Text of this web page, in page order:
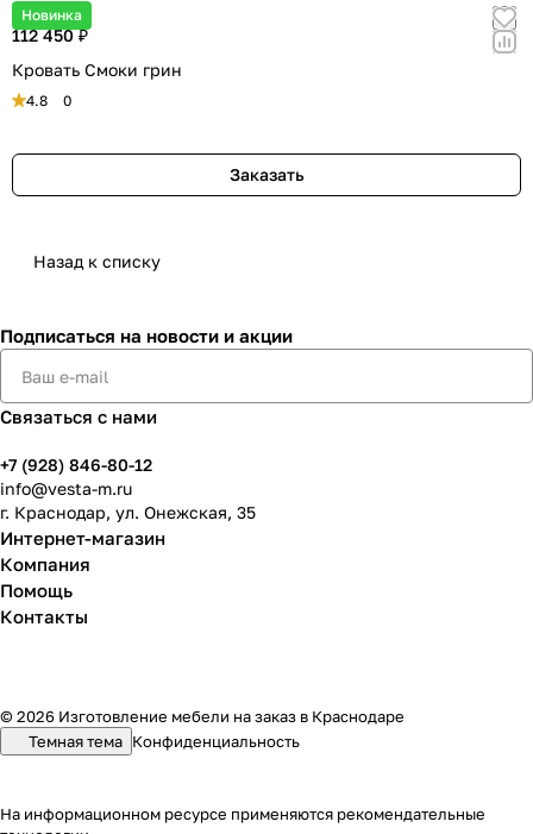
«реальностью».
Новинка
112 450 ₽
Кровать Смоки грин
4.8 0
Заказать
Назад к списку
Подписаться на новости и акции
Связаться с нами
+7 (928) 846-80-12
info@vesta-m.ru
г. Краснодар, ул. Онежская, 35
Интернет-магазин
Компания
Помощь
Контакты
© 2026 Изготовление мебели на заказ в Краснодаре
Темная тема Конфиденциальность
На информационном ресурсе применяются рекомендательные